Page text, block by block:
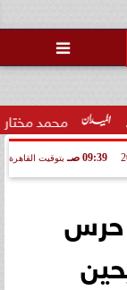

مختار جمعة: بدل
09:39 صـ بتوقيت القاهرة
حرس